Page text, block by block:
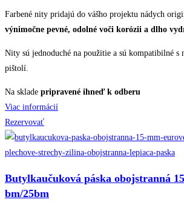
Farbené nity pridajú do vášho projektu nádych
výnimočne pevné, odolné voči korózii a dlho
Nity sú jednoduché na použitie a sú kompatibilné s
pištolí.
Na sklade pripravené ihneď k odberu
Viac informácií
Rezervovať
Butylkaučuková páska obojstranná
bm/25bm